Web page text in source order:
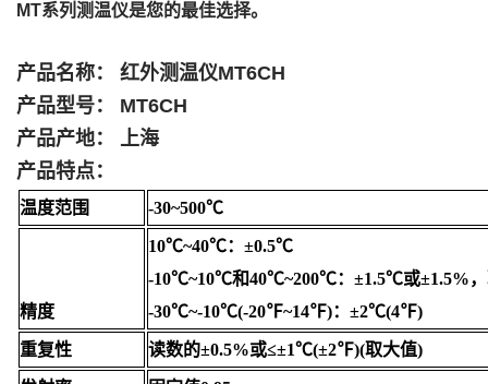
MT系列测温仪是您的最佳选择。
产品名称： 红外测温仪MT6CH
产品型号： MT6CH
产品产地： 上海
产品特点：
温度范围 -30~500℃
精度
10℃~40℃：±0.5℃
-10℃~10℃和40℃~200℃：±1.5℃或±1.5%，
-30℃~-10℃(-20℉~14℉)：±2℃(4℉)
重复性 读数的±0.5%或≤±1℃(±2℉)(取大值)